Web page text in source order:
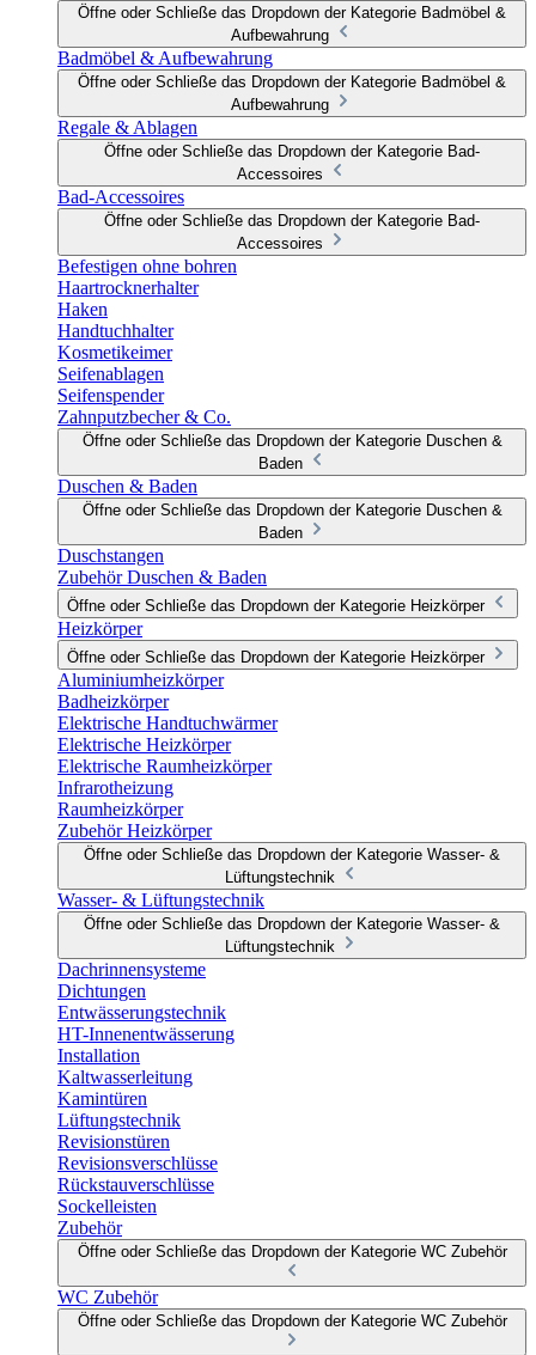
Öffne oder Schließe das Dropdown der Kategorie Badmöbel &
Aufbewahrung
Badmöbel & Aufbewahrung
Öffne oder Schließe das Dropdown der Kategorie Badmöbel &
Aufbewahrung
Regale & Ablagen
Öffne oder Schließe das Dropdown der Kategorie Bad-
Accessoires
Bad-Accessoires
Öffne oder Schließe das Dropdown der Kategorie Bad-
Accessoires
Befestigen ohne bohren
Haartrocknerhalter
Haken
Handtuchhalter
Kosmetikeimer
Seifenablagen
Seifenspender
Zahnputzbecher & Co.
Öffne oder Schließe das Dropdown der Kategorie Duschen &
Baden
Duschen & Baden
Öffne oder Schließe das Dropdown der Kategorie Duschen &
Baden
Duschstangen
Zubehör Duschen & Baden
Öffne oder Schließe das Dropdown der Kategorie Heizkörper
Heizkörper
Öffne oder Schließe das Dropdown der Kategorie Heizkörper
Aluminiumheizkörper
Badheizkörper
Elektrische Handtuchwärmer
Elektrische Heizkörper
Elektrische Raumheizkörper
Infrarotheizung
Raumheizkörper
Zubehör Heizkörper
Öffne oder Schließe das Dropdown der Kategorie Wasser- &
Lüftungstechnik
Wasser- & Lüftungstechnik
Öffne oder Schließe das Dropdown der Kategorie Wasser- &
Lüftungstechnik
Dachrinnensysteme
Dichtungen
Entwässerungstechnik
HT-Innenentwässerung
Installation
Kaltwasserleitung
Kamintüren
Lüftungstechnik
Revisionstüren
Revisionsverschlüsse
Rückstauverschlüsse
Sockelleisten
Zubehör
Öffne oder Schließe das Dropdown der Kategorie WC Zubehör
WC Zubehör
Öffne oder Schließe das Dropdown der Kategorie WC Zubehör